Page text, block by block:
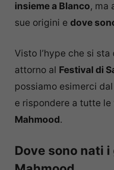
insieme a Blanco, ma
sue origini e dove
Visto l’hype che si
attorno al Festival di
possiamo esimerci
e rispondere a tutte le
Mahmood.
Dove sono nati